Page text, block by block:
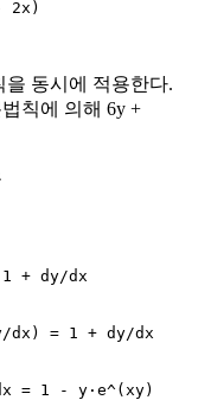
2x)
동시에 적용한다.
칙에 의해 6y +
+ dy/dx
dx) = 1 + dy/dx
= 1 - y·e^(xy)